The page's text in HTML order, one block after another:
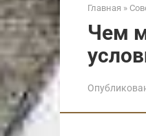
Главная »
Чем